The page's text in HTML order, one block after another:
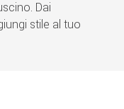
Dai
stile al tuo